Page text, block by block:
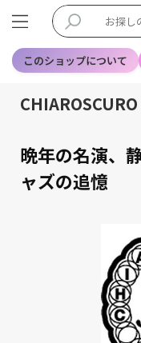
このショップについて
CHIAROSCURO
晩年の名演、
ャズの追憶